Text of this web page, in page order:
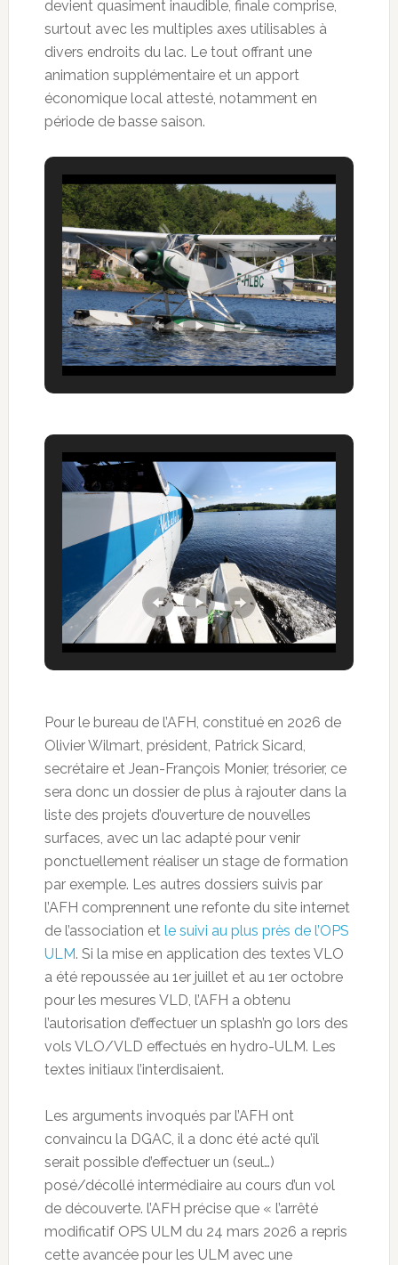
devient quasiment inaudible, finale comprise,
surtout avec les multiples axes utilisables à
divers endroits du lac. Le tout offrant une
animation supplémentaire et un apport
économique local attesté, notamment en
période de basse saison.
Pour le bureau de l’AFH, constitué en 2026 de
Olivier Wilmart, président, Patrick Sicard,
secrétaire et Jean-François Monier, trésorier, ce
sera donc un dossier de plus à rajouter dans la
liste des projets d’ouverture de nouvelles
surfaces, avec un lac adapté pour venir
ponctuellement réaliser un stage de formation
par exemple. Les autres dossiers suivis par
l’AFH comprennent une refonte du site internet
de l’association et le suivi au plus près de l’OPS
ULM. Si la mise en application des textes VLO
a été repoussée au 1er juillet et au 1er octobre
pour les mesures VLD, l’AFH a obtenu
l’autorisation d’effectuer un splash’n go lors des
vols VLO/VLD effectués en hydro-ULM. Les
textes initiaux l’interdisaient.
Les arguments invoqués par l’AFH ont
convaincu la DGAC, il a donc été acté qu’il
serait possible d’effectuer un (seul…)
posé/décollé intermédiaire au cours d’un vol
de découverte. l’AFH précise que « l’arrêté
modificatif OPS ULM du 24 mars 2026 a repris
cette avancée pour les ULM avec une